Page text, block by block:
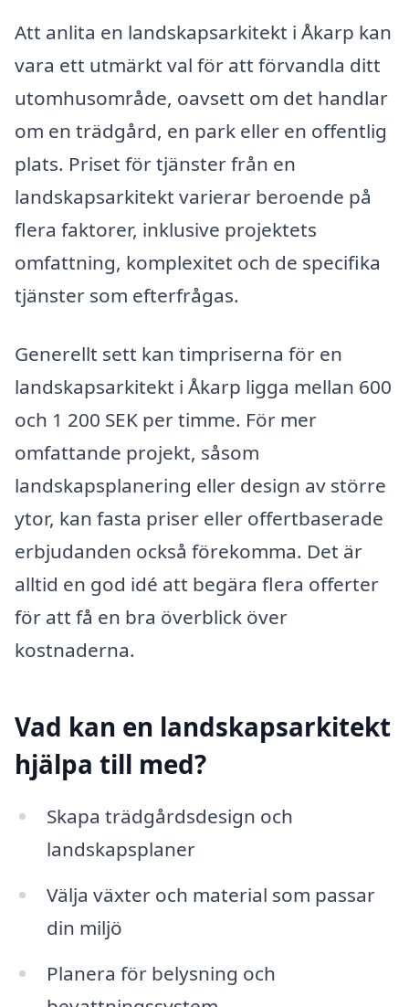
Att anlita en landskapsarkitekt i Åkarp kan
vara ett utmärkt val för att förvandla ditt
utomhusområde, oavsett om det handlar
om en trädgård, en park eller en offentlig
plats. Priset för tjänster från en
landskapsarkitekt varierar beroende på
flera faktorer, inklusive projektets
omfattning, komplexitet och de specifika
tjänster som efterfrågas.
Generellt sett kan timpriserna för en
landskapsarkitekt i Åkarp ligga mellan 600
och 1 200 SEK per timme. För mer
omfattande projekt, såsom
landskapsplanering eller design av större
ytor, kan fasta priser eller offertbaserade
erbjudanden också förekomma. Det är
alltid en god idé att begära flera offerter
för att få en bra överblick över
kostnaderna.
Vad kan en landskapsarkitekt
hjälpa till med?
Skapa trädgårdsdesign och
landskapsplaner
Välja växter och material som passar
din miljö
Planera för belysning och